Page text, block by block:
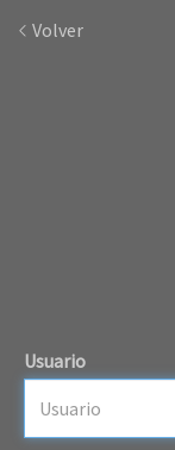
Volver
Usuario